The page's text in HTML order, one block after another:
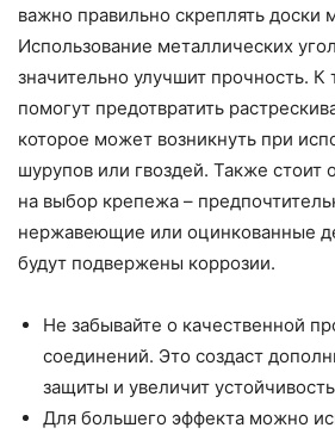
важно правильно скреплять доски
Использование металлических
значительно улучшит прочность.
помогут предотвратить
которое может возникнуть при
шурупов или гвоздей. Также стоит
на выбор крепежа –
нержавеющие или оцинкованные
будут подвержены коррозии.
Не забывайте о качественной
соединений. Это создаст
защиты и увеличит
Для большего эффекта можно